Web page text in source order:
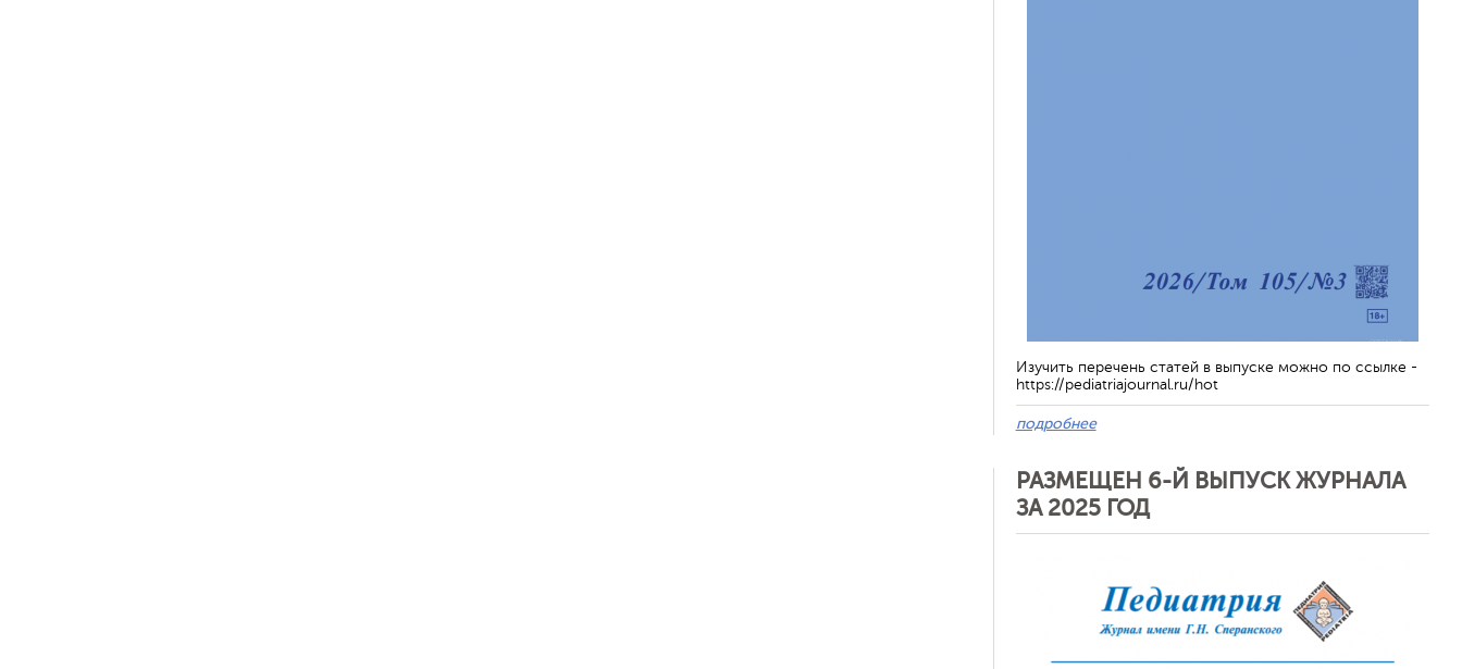
Изучить перечень статей в выпуске можно по ссылке -
https://pediatriajournal.ru/hot
подробнее
РАЗМЕЩЕН 6-Й ВЫПУСК ЖУРНАЛА
ЗА 2025 ГОД